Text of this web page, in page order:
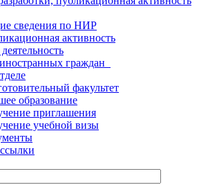
сведения по НИР
активность
граждан
факультет
образование
приглашения
учебной визы